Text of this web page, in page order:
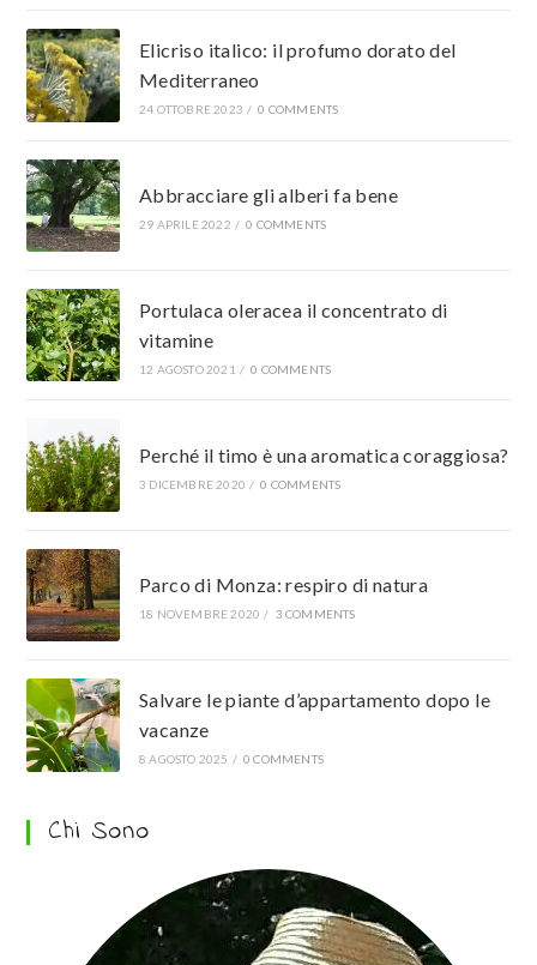
Elicriso italico: il profumo dorato del
Mediterraneo
24 OTTOBRE 2023 / 0 COMMENTS
Abbracciare gli alberi fa bene
29 APRILE 2022 / 0 COMMENTS
Portulaca oleracea il concentrato di
vitamine
12 AGOSTO 2021 / 0 COMMENTS
Perché il timo è una aromatica coraggiosa?
3 DICEMBRE 2020 / 0 COMMENTS
Parco di Monza: respiro di natura
18 NOVEMBRE 2020 / 3 COMMENTS
Salvare le piante d’appartamento dopo le
vacanze
8 AGOSTO 2025 / 0 COMMENTS
Chi Sono